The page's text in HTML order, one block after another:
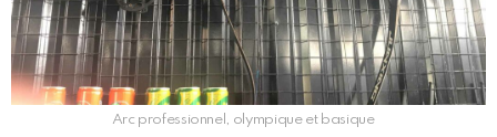
Arc professionnel, olympique et basique